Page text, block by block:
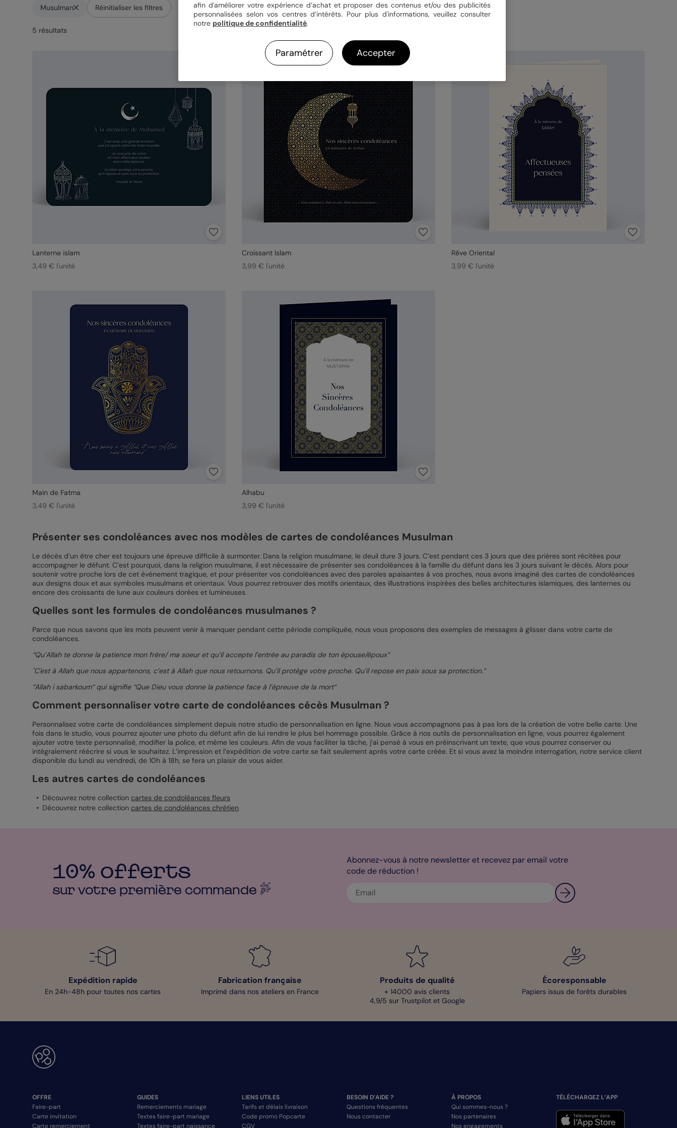
Musulman Réinitialiser les filtres
5 résultats
Lanterne islam
3,49 € l'unité
Croissant Islam
3,99 € l'unité
Rêve Oriental
3,99 € l'unité
Main de Fatma
3,49 € l'unité
Alhabu
3,99 € l'unité
Présenter ses condoléances avec nos modèles de cartes de condoléances Musulman
Le décès d’un être cher est toujours une épreuve difficile à surmonter. Dans la religion musulmane, le deuil dure 3 jours. C’est pendant ces 3 jours que des prières sont récitées pour
accompagner le défunt. C’est pourquoi, dans la religion musulmane, il est nécessaire de présenter ses condoléances à la famille du défunt dans les 3 jours suivant le décès. Alors pour
soutenir votre proche lors de cet événement tragique, et pour présenter vos condoléances avec des paroles apaisantes à vos proches, nous avons imaginé des cartes de condoléances
aux designs doux et aux symboles musulmans et orientaux. Vous pourrez retrouver des motifs orientaux, des illustrations inspirées des belles architectures islamiques, des lanternes ou
encore des croissants de lune aux couleurs dorées et lumineuses.
Quelles sont les formules de condoléances musulmanes ?
Parce que nous savons que les mots peuvent venir à manquer pendant cette période compliquée, nous vous proposons des exemples de messages à glisser dans votre carte de
condoléances.
“Qu’Allah te donne la patience mon frère/ ma soeur et qu’il accepte l’entrée au paradis de ton épouse/époux”
"C'est à Allah que nous appartenons, c’est à Allah que nous retournons. Qu’il protège votre proche. Qu’il repose en paix sous sa protection.”
“Allah i sabarkoum“ qui signifie “Que Dieu vous donne la patience face à l’épreuve de la mort“
Comment personnaliser votre carte de condoléances cécès Musulman ?
Personnalisez votre carte de condoléances simplement depuis notre studio de personnalisation en ligne. Nous vous accompagnons pas à pas lors de la création de votre belle carte. Une
fois dans le studio, vous pourrez ajouter une photo du défunt afin de lui rendre le plus bel hommage possible. Grâce à nos outils de personnalisation en ligne, vous pourrez également
ajouter votre texte personnalisé, modifier la police, et même les couleurs. Afin de vous faciliter la tâche, j’ai pensé à vous en préinscrivant un texte, que vous pourrez conserver ou
intégralement réécrire si vous le souhaitez. L’impression et l’expédition de votre carte se fait seulement après votre carte créée. Et si vous avez la moindre interrogation, notre service client
disponible du lundi au vendredi, de 10h à 18h, se fera un plaisir de vous aider.
Les autres cartes de condoléances
Découvrez notre collection cartes de condoléances fleurs
Découvrez notre collection cartes de condoléances chrétien
10% offerts
sur votre première commande
Abonnez-vous à notre newsletter et recevez par email votre
code de réduction !
Expédition rapide
En 24h-48h pour toutes nos cartes
Fabrication française
Imprimé dans nos ateliers en France
Produits de qualité
+ 14000 avis clients
4,9/5 sur Trustpilot et Google
Écoresponsable
Papiers issus de forêts durables
OFFRE
Faire-part
Carte invitation
Carte remerciement
GUIDES
Remerciements mariage
Textes faire-part mariage
Textes faire-part naissance
LIENS UTILES
Tarifs et délais livraison
Code promo Popcarte
CGV
BESOIN D’AIDE ?
Questions fréquentes
Nous contacter
À PROPOS
Qui sommes-nous ?
Nos partenaires
Nos engagements
TÉLÉCHARGEZ L’APP
afin d'améliorer votre expérience d’achat et proposer des contenus et/ou des publicités
personnalisées selon vos centres d’intérêts. Pour plus d'informations, veuillez consulter
notre politique de confidentialité.
Paramétrer Accepter